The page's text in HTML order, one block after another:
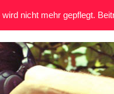
wird nicht mehr gepflegt.